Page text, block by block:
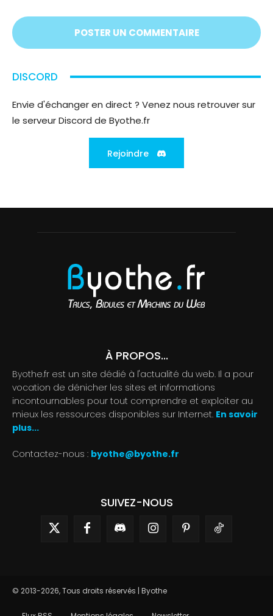
;)
DISCORD
Envie d'échanger en direct ? Venez nous retrouver sur
le serveur Discord de Byothe.fr
Rejoindre
À PROPOS...
Byothe.fr est un site dédié à l'actualité du web. Il a pour
vocation de dénicher les sites et informations
incontournables pour tout comprendre et exploiter au
mieux les ressources disponibles sur Internet. En savoir
plus...
Contactez-nous : byothe@byothe.fr
SUIVEZ-NOUS
© 2013-2026, Tous droits réservés | Byothe